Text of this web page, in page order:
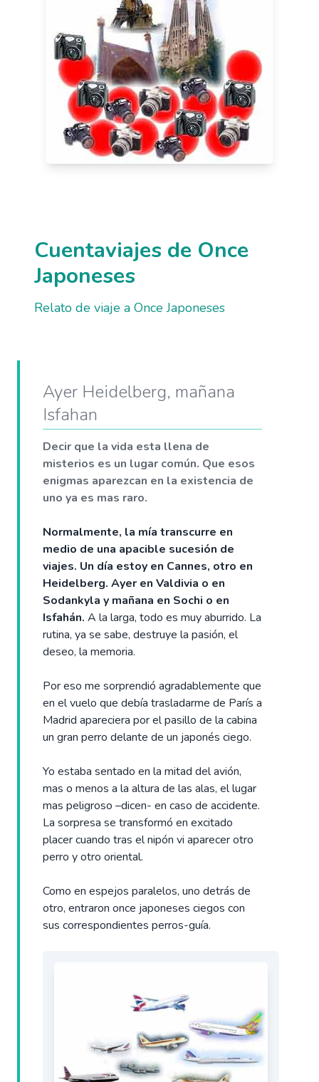
Cuentaviajes de Once
Japoneses
Relato de viaje a Once Japoneses
Ayer Heidelberg, mañana
Isfahan
Decir que la vida esta llena de
misterios es un lugar común. Que esos
enigmas aparezcan en la existencia de
uno ya es mas raro.
Normalmente, la mía transcurre en
medio de una apacible sucesión de
viajes. Un día estoy en Cannes, otro en
Heidelberg. Ayer en Valdivia o en
Sodankyla y mañana en Sochi o en
Isfahán. A la larga, todo es muy aburrido. La
rutina, ya se sabe, destruye la pasión, el
deseo, la memoria.
Por eso me sorprendió agradablemente que
en el vuelo que debía trasladarme de París a
Madrid apareciera por el pasillo de la cabina
un gran perro delante de un japonés ciego.
Yo estaba sentado en la mitad del avión,
mas o menos a la altura de las alas, el lugar
mas peligroso –dicen- en caso de accidente.
La sorpresa se transformó en excitado
placer cuando tras el nipón vi aparecer otro
perro y otro oriental.
Como en espejos paralelos, uno detrás de
otro, entraron once japoneses ciegos con
sus correspondientes perros-guía.